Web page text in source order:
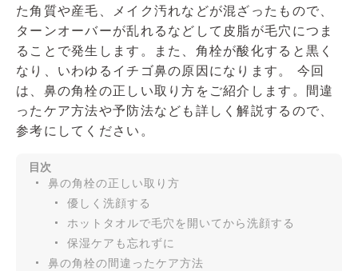
た角質や産毛、メイク汚れなどが混ざったもので、
ターンオーバーが乱れるなどして皮脂が毛穴につま
ることで発生します。また、角栓が酸化すると黒く
なり、いわゆるイチゴ鼻の原因になります。 今回
は、鼻の角栓の正しい取り方をご紹介します。間違
ったケア方法や予防法なども詳しく解説するので、
参考にしてください。
目次
鼻の角栓の正しい取り方
優しく洗顔する
ホットタオルで毛穴を開いてから洗顔する
保湿ケアも忘れずに
鼻の角栓の間違ったケア方法